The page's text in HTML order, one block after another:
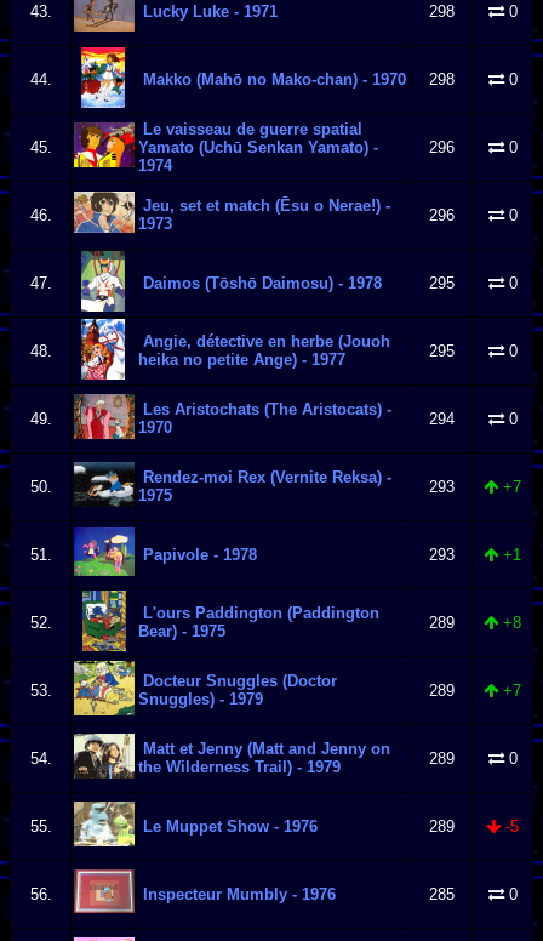
43. Lucky Luke - 1971 298 0
44. Makko (Mahō no Mako-chan) - 1970 298 0
45.
Le vaisseau de guerre spatial
Yamato (Uchū Senkan Yamato) -
1974
296 0
46.
Jeu, set et match (Ēsu o Nerae!) -
1973
296 0
47. Daimos (Tōshō Daimosu) - 1978 295 0
48.
Angie, détective en herbe (Jouoh
heika no petite Ange) - 1977
295 0
49.
Les Aristochats (The Aristocats) -
1970
294 0
50.
Rendez-moi Rex (Vernite Reksa) -
1975
293 +7
51. Papivole - 1978 293 +1
52.
L'ours Paddington (Paddington
Bear) - 1975
289 +8
53.
Docteur Snuggles (Doctor
Snuggles) - 1979
289 +7
54.
Matt et Jenny (Matt and Jenny on
the Wilderness Trail) - 1979
289 0
55. Le Muppet Show - 1976 289 -5
56. Inspecteur Mumbly - 1976 285 0